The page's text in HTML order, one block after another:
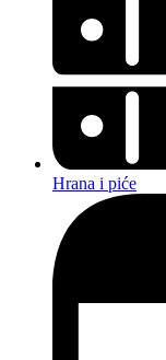
Hrana i piće